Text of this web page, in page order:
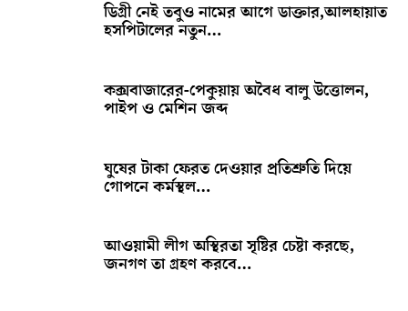
ডিগ্রী নেই তবুও নামের আগে ডাক্তার,আলহায়াত
হসপিটালের নতুন…
কক্সবাজারের-পেকুয়ায় অবৈধ বালু উত্তোলন,
পাইপ ও মেশিন জব্দ
ঘুষের টাকা ফেরত দেওয়ার প্রতিশ্রুতি দিয়ে
গোপনে কর্মস্থল…
আওয়ামী লীগ অস্থিরতা সৃষ্টির চেষ্টা করছে,
জনগণ তা গ্রহণ করবে…